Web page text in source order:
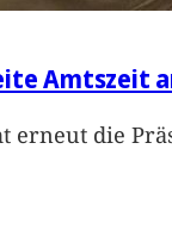
Amtszeit
die